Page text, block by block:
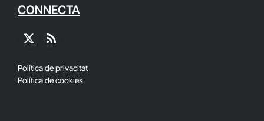
CONNECTA
X
RSS
Política de privacitat
Política de cookies